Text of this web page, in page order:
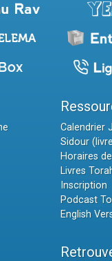
Calendrier
Sidour
Horaires
Livres
Inscription
Podcast
English